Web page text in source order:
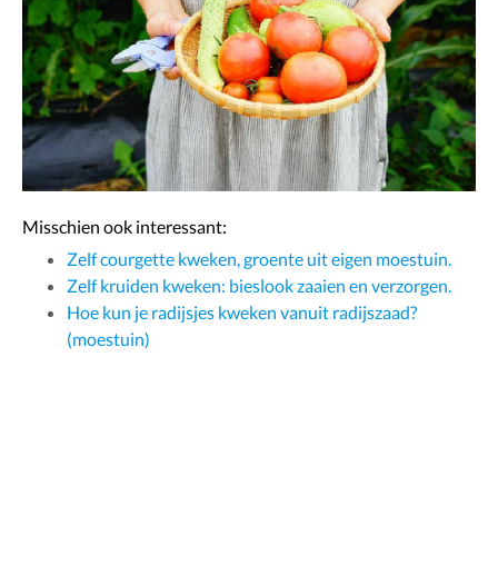
Misschien ook interessant:
Zelf courgette kweken, groente uit eigen moestuin.
Zelf kruiden kweken: bieslook zaaien en verzorgen.
Hoe kun je radijsjes kweken vanuit radijszaad?
(moestuin)